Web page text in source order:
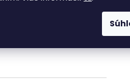
Diskusia